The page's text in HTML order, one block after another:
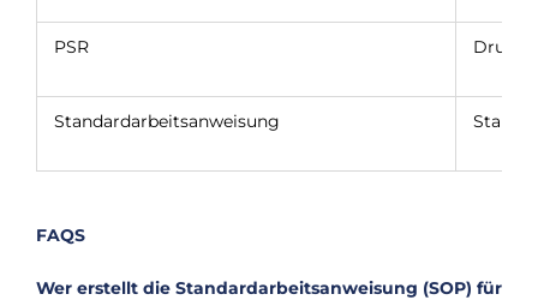
PSR
Standardarbeitsanweisung
FAQS
Wer erstellt die Standardarbeitsanweisung (SOP) für